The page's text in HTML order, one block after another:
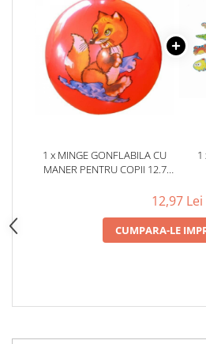
1 x MINGE GONFLABILA CU
MANER PENTRU COPII 12.7
1
12,97 Lei
CUMPARA-LE